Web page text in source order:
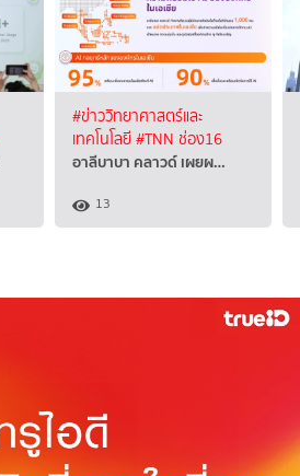
#ข่าววิทยาศาสตร์และ
เทคโนโลยี#TNN ช่อง16
อาลีบาบา คลาวด์ เผยผ…
13